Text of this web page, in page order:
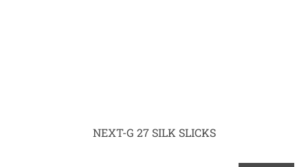
NEXT-G 27 SILK SLICKS